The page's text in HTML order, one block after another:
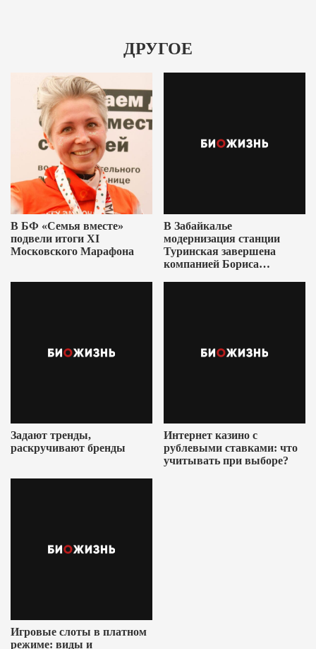
ДРУГОЕ
В БФ «Семья вместе»
подвели итоги XI
Московского Марафона
В Забайкалье
модернизация станции
Туринская завершена
компанией Бориса
Задают тренды,
раскручивают бренды
Интернет казино с
рублевыми ставками: что
учитывать при выборе?
Игровые слоты в платном
режиме: виды и